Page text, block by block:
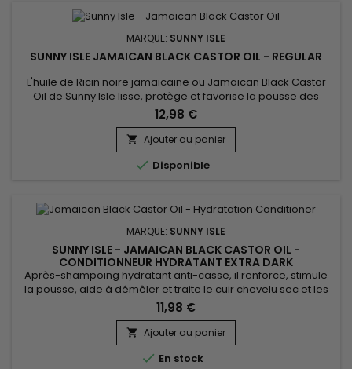
MARQUE: SUNNY ISLE
SUNNY ISLE JAMAICAN BLACK CASTOR OIL - REGULAR
L'huile de Ricin noire jamaïcaine ou Jamaïcan Black Castor
Oil de Sunny Isle lisse, protège et favorise la pousse des
cheveux. Votre alliée pour une hydratation intense des
cheveux fins et secs et des pointes fourchues, s'utilise aussi
pour renforcer et allonger cils et sourcils. Outre sa fonction
nourrissante et revitalisante (usage externe), l’huile de...
12,98 €
 Ajouter au panier
 Disponible
MARQUE: SUNNY ISLE
SUNNY ISLE - JAMAICAN BLACK CASTOR OIL -
CONDITIONNEUR HYDRATANT EXTRA DARK
Après-shampoing hydratant anti-casse, il renforce, stimule
la pousse, aide à démêler et traite le cuir chevelu sec et les
démangeaisons. Sunny Isle Extra Dark Jamaican Black
Castor Oil Conditioner contient de la protéine de blé, pour
fortifier les cheveux et les réparer. Cet après-shampooing
est idéal pour adoucir et apporter de la brillance aux
cheveux...
11,98 €
 Ajouter au panier
 En stock